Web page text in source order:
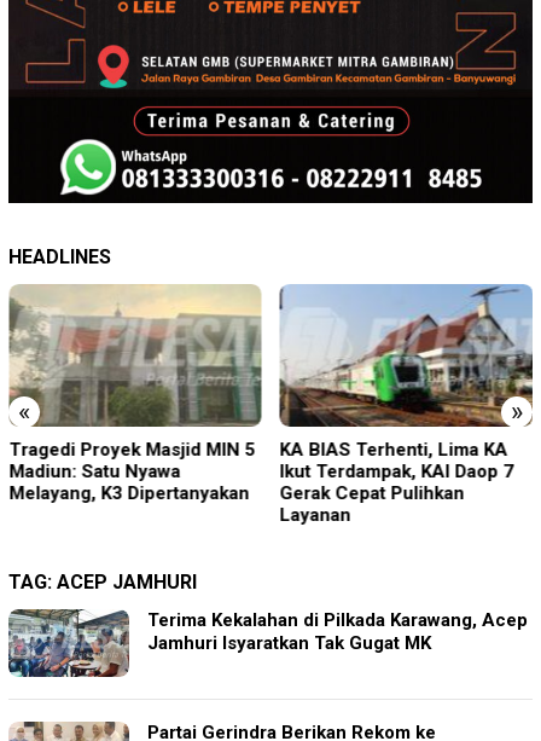
HEADLINES
« »
Tragedi Proyek Masjid MIN 5
Madiun: Satu Nyawa
Melayang, K3 Dipertanyakan
KA BIAS Terhenti, Lima KA
Ikut Terdampak, KAI Daop 7
Gerak Cepat Pulihkan
Layanan
TAG: ACEP JAMHURI
Terima Kekalahan di Pilkada Karawang, Acep
Jamhuri Isyaratkan Tak Gugat MK
Partai Gerindra Berikan Rekom ke